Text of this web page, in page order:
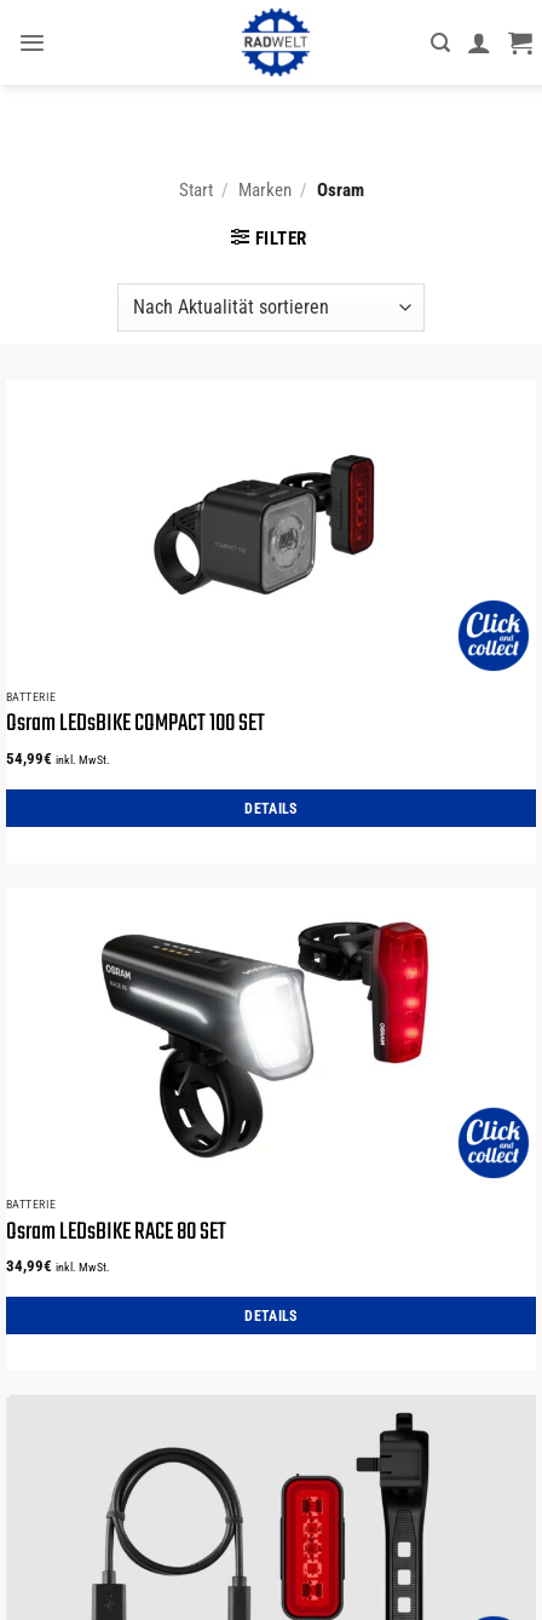
Inhalt
Start / Marken / Osram
FILTER
BATTERIE
Osram LEDsBIKE COMPACT 100 SET
54,99€ inkl. MwSt.
DETAILS
BATTERIE
Osram LEDsBIKE RACE 80 SET
34,99€ inkl. MwSt.
DETAILS